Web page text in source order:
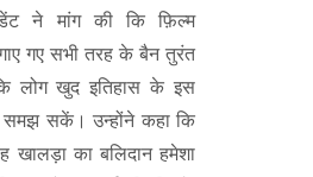
ने मांग की कि फ़िल्म
गए सभी तरह के बैन तुरंत
लोग खुद इतिहास के इस
समझ सकें। उन्होंने कहा कि
खालड़ा का बलिदान हमेशा